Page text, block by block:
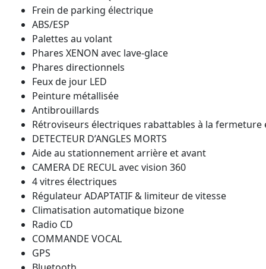
Frein de parking électrique
ABS/ESP
Palettes au volant
Phares XENON avec lave-glace
Phares directionnels
Feux de jour LED
Peinture métallisée
Antibrouillards
Rétroviseurs électriques rabattables à la fermeture
DETECTEUR D’ANGLES MORTS
Aide au stationnement arrière et avant
CAMERA DE RECUL avec vision 360
4 vitres électriques
Régulateur ADAPTATIF & limiteur de vitesse
Climatisation automatique bizone
Radio CD
COMMANDE VOCAL
GPS